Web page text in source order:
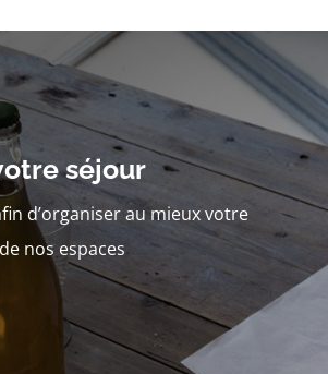
séjour
d’organiser au mieux votre
nos espaces